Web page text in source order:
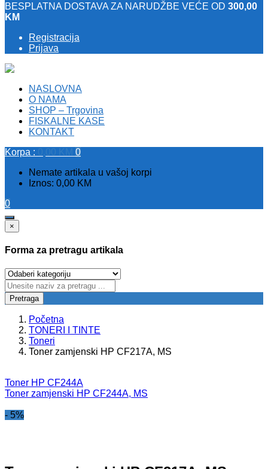
BESPLATNA DOSTAVA ZA NARUDŽBE VEĆE OD 300,00
KM
Registracija
Prijava
NASLOVNA
O NAMA
SHOP – Trgovina
FISKALNE KASE
KONTAKT
Korpa :
KM
0
Nemate artikala u vašoj korpi
Iznos: 0,00 KM
0
×
Forma za pretragu artikala
Pretraga
Početna
TONERI I TINTE
Toneri
Toner zamjenski HP CF217A, MS
Toner HP CF244A
Toner zamjenski HP CF244A, MS
- 5%